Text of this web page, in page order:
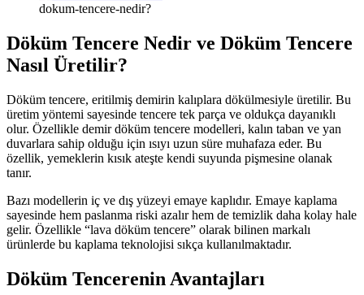
dokum-tencere-nedir?
Döküm Tencere Nedir ve Döküm Tencere
Nasıl Üretilir?
Döküm tencere, eritilmiş demirin kalıplara dökülmesiyle üretilir. Bu
üretim yöntemi sayesinde tencere tek parça ve oldukça dayanıklı
olur. Özellikle demir döküm tencere modelleri, kalın taban ve yan
duvarlara sahip olduğu için ısıyı uzun süre muhafaza eder. Bu
özellik, yemeklerin kısık ateşte kendi suyunda pişmesine olanak
tanır.
Bazı modellerin iç ve dış yüzeyi emaye kaplıdır. Emaye kaplama
sayesinde hem paslanma riski azalır hem de temizlik daha kolay hale
gelir. Özellikle “lava döküm tencere” olarak bilinen markalı
ürünlerde bu kaplama teknolojisi sıkça kullanılmaktadır.
Döküm Tencerenin Avantajları